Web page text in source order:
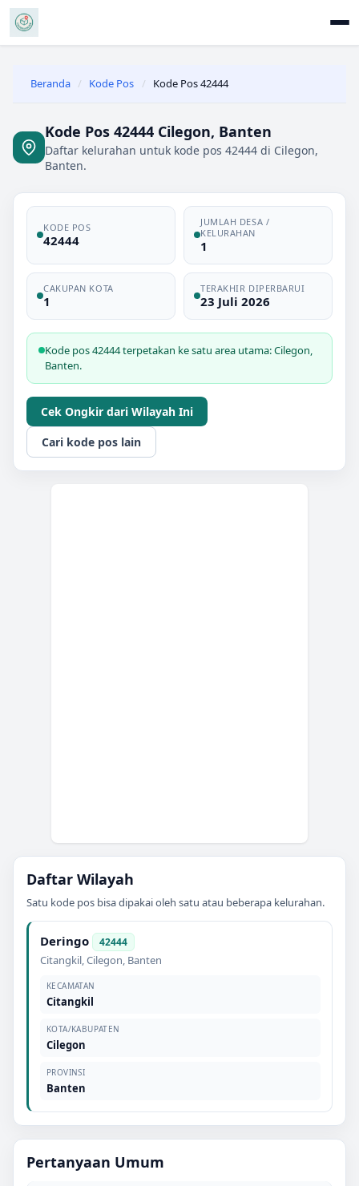
Beranda / Kode Pos / Kode Pos 42444
Kode Pos 42444 Cilegon, Banten
Daftar kelurahan untuk kode pos 42444 di Cilegon,
Banten.
KODE POS
42444
JUMLAH DESA /
KELURAHAN
1
CAKUPAN KOTA
1
TERAKHIR DIPERBARUI
23 Juli 2026
Kode pos 42444 terpetakan ke satu area utama: Cilegon,
Banten.
Cek Ongkir dari Wilayah Ini
Cari kode pos lain
Daftar Wilayah
Satu kode pos bisa dipakai oleh satu atau beberapa kelurahan.
Deringo 42444
Citangkil,Cilegon, Banten
KECAMATAN
Citangkil
KOTA/KABUPATEN
Cilegon
PROVINSI
Banten
Pertanyaan Umum